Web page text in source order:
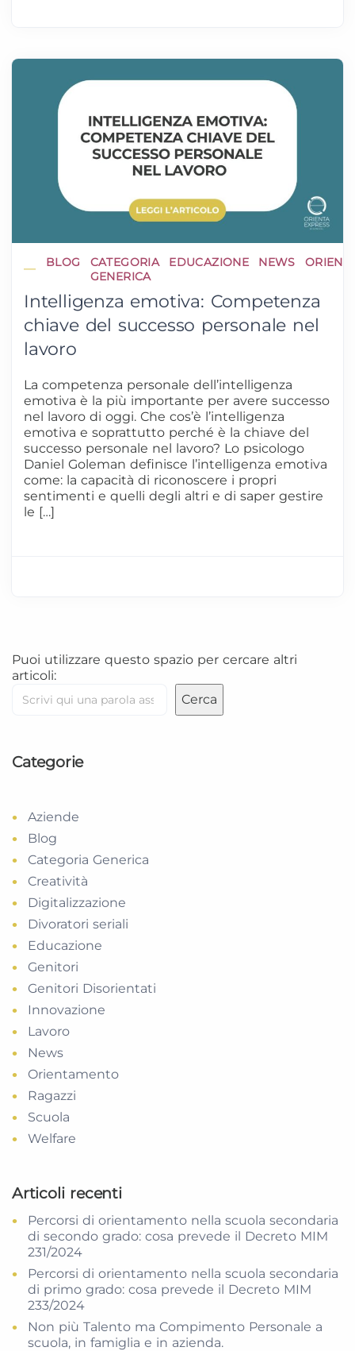
BLOG
CATEGORIA
GENERICA
EDUCAZIONE NEWS
Intelligenza emotiva: Competenza
chiave del successo personale nel
lavoro
La competenza personale dell’intelligenza
emotiva è la più importante per avere successo
nel lavoro di oggi. Che cos’è l’intelligenza
emotiva e soprattutto perché è la chiave del
successo personale nel lavoro? Lo psicologo
Daniel Goleman definisce l’intelligenza emotiva
come: la capacità di riconoscere i propri
sentimenti e quelli degli altri e di saper gestire
le […]
Puoi utilizzare questo spazio per cercare altri
articoli:
Cerca
Categorie
Aziende
Blog
Categoria Generica
Creatività
Digitalizzazione
Divoratori seriali
Educazione
Genitori
Genitori Disorientati
Innovazione
Lavoro
News
Orientamento
Ragazzi
Scuola
Welfare
Articoli recenti
Percorsi di orientamento nella scuola secondaria
di secondo grado: cosa prevede il Decreto MIM
231/2024
Percorsi di orientamento nella scuola secondaria
di primo grado: cosa prevede il Decreto MIM
233/2024
Non più Talento ma Compimento Personale a
scuola, in famiglia e in azienda.